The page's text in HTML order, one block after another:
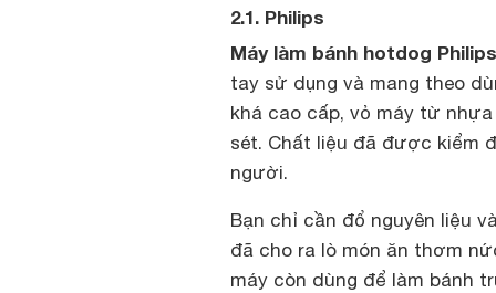
2.1. Philips
Máy làm bánh hotdog
tay sử dụng và mang theo
khá cao cấp, vỏ máy từ
sét. Chất liệu đã được kiểm
người.
Bạn chỉ cần đổ nguyên liệu
đã cho ra lò món ăn thơm
máy còn dùng để làm bánh